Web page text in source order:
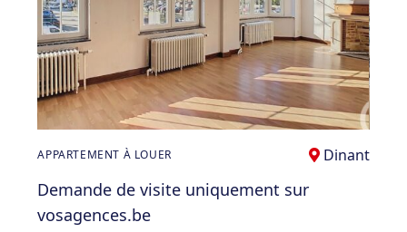
APPARTEMENT À LOUER Dinant
Demande de visite uniquement sur
vosagences.be